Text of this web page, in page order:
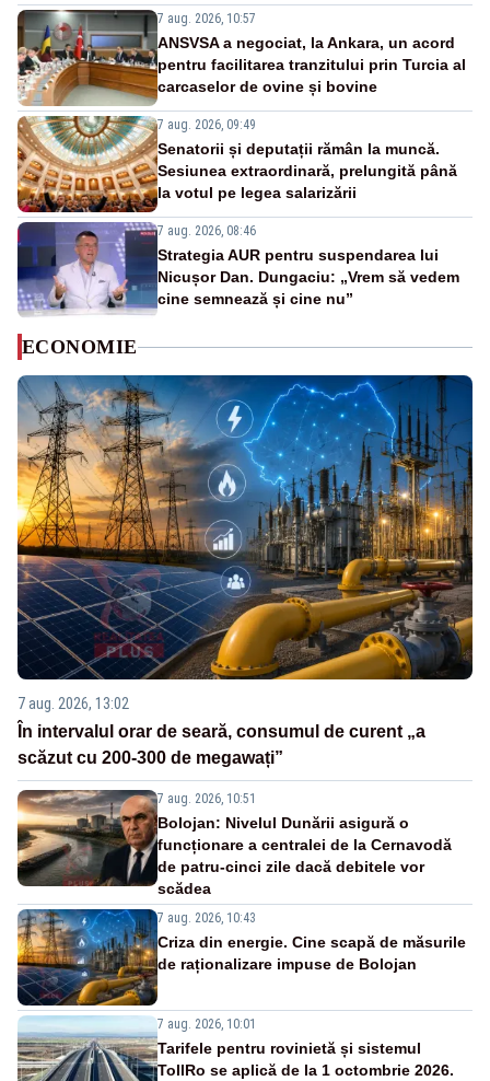
7 aug. 2026, 10:57
ANSVSA a negociat, la Ankara, un acord
pentru facilitarea tranzitului prin Turcia al
carcaselor de ovine și bovine
7 aug. 2026, 09:49
Senatorii și deputații rămân la muncă.
Sesiunea extraordinară, prelungită până
la votul pe legea salarizării
7 aug. 2026, 08:46
Strategia AUR pentru suspendarea lui
Nicușor Dan. Dungaciu: „Vrem să vedem
cine semnează și cine nu”
ECONOMIE
7 aug. 2026, 13:02
În intervalul orar de seară, consumul de curent „a
scăzut cu 200-300 de megawați”
7 aug. 2026, 10:51
Bolojan: Nivelul Dunării asigură o
funcționare a centralei de la Cernavodă
de patru-cinci zile dacă debitele vor
scădea
7 aug. 2026, 10:43
Criza din energie. Cine scapă de măsurile
de raționalizare impuse de Bolojan
7 aug. 2026, 10:01
Tarifele pentru rovinietă și sistemul
TollRo se aplică de la 1 octombrie 2026.